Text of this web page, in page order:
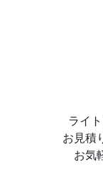
ライ
お見積
お気